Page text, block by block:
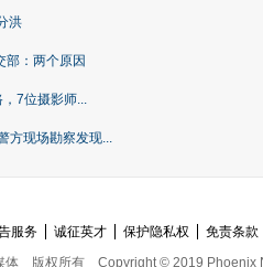
洪
部：两个原因
7位摄影师...
方现场勘察发现...
服务 诚征英才 保护隐私权 免责条款
体
版权所有 Copyright © 2019 Phoenix